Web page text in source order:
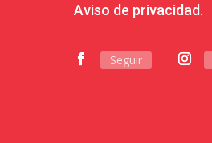
Aviso de privacidad.
Seguir